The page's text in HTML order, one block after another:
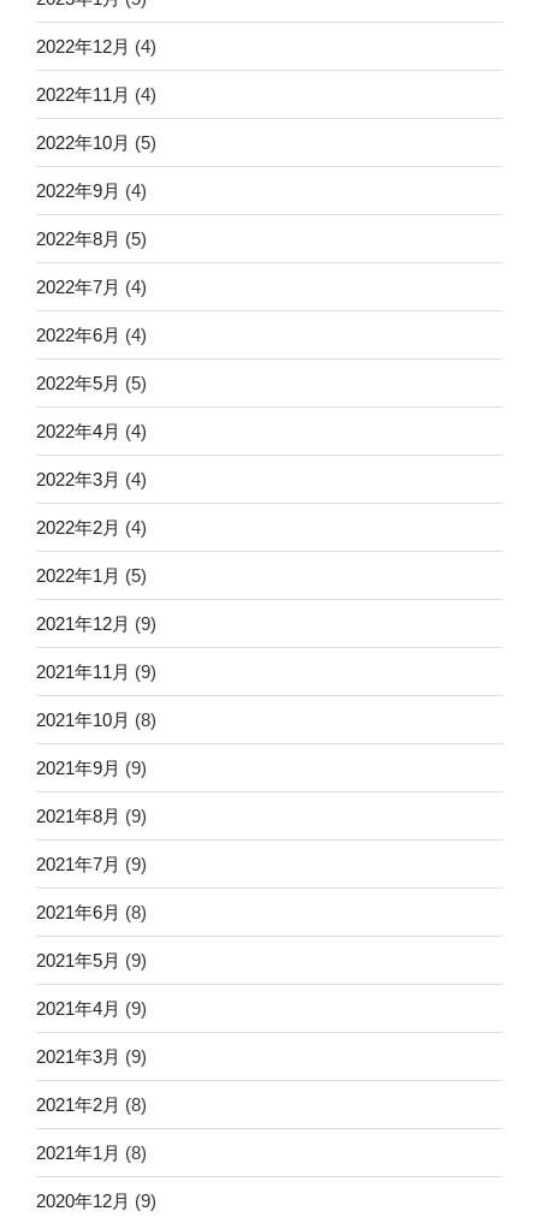
2022年12月 (4)
2022年11月 (4)
2022年10月 (5)
2022年9月 (4)
2022年8月 (5)
2022年7月 (4)
2022年6月 (4)
2022年5月 (5)
2022年4月 (4)
2022年3月 (4)
2022年2月 (4)
2022年1月 (5)
2021年12月 (9)
2021年11月 (9)
2021年10月 (8)
2021年9月 (9)
2021年8月 (9)
2021年7月 (9)
2021年6月 (8)
2021年5月 (9)
2021年4月 (9)
2021年3月 (9)
2021年2月 (8)
2021年1月 (8)
2020年12月 (9)